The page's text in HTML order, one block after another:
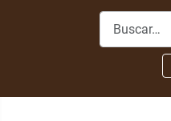
Buscar